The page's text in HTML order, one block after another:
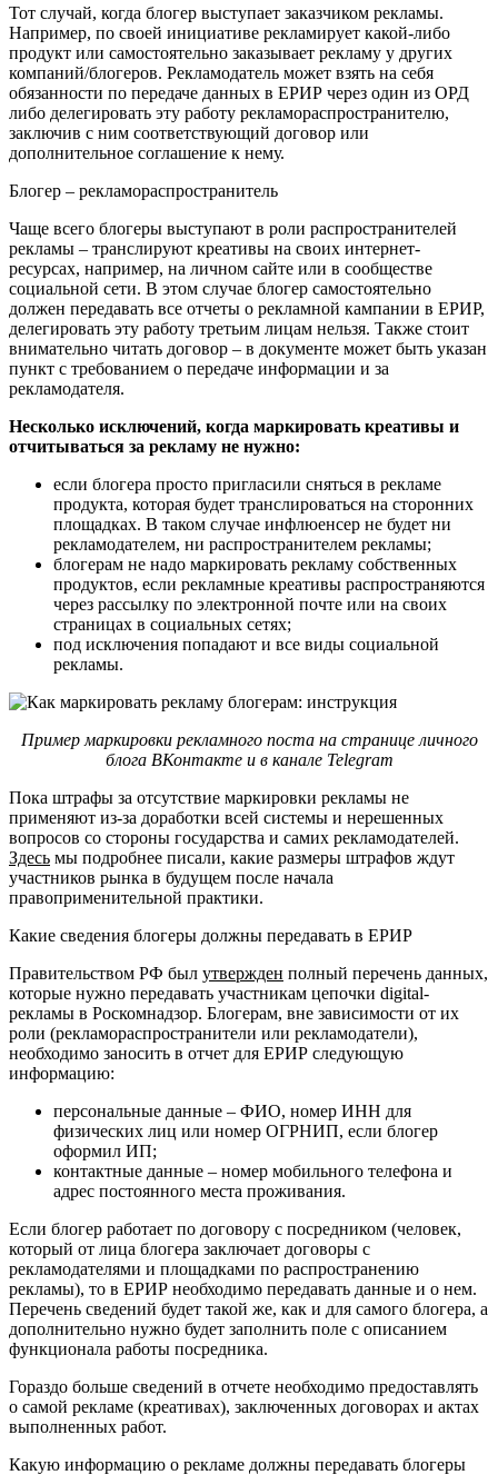
Тот случай, когда блогер выступает заказчиком рекламы.
Например, по своей инициативе рекламирует какой-либо
продукт или самостоятельно заказывает рекламу у других
компаний/блогеров. Рекламодатель может взять на себя
обязанности по передаче данных в ЕРИР через один из ОРД
либо делегировать эту работу рекламораспространителю,
заключив с ним соответствующий договор или
дополнительное соглашение к нему.
Блогер – рекламораспространитель
Чаще всего блогеры выступают в роли распространителей
рекламы – транслируют креативы на своих интернет-
ресурсах, например, на личном сайте или в сообществе
социальной сети. В этом случае блогер самостоятельно
должен передавать все отчеты о рекламной кампании в ЕРИР,
делегировать эту работу третьим лицам нельзя. Также стоит
внимательно читать договор – в документе может быть указан
пункт с требованием о передаче информации и за
рекламодателя.
Несколько исключений, когда маркировать креативы и
отчитываться за рекламу не нужно:
если блогера просто пригласили сняться в рекламе
продукта, которая будет транслироваться на сторонних
площадках. В таком случае инфлюенсер не будет ни
рекламодателем, ни распространителем рекламы;
блогерам не надо маркировать рекламу собственных
продуктов, если рекламные креативы распространяются
через рассылку по электронной почте или на своих
страницах в социальных сетях;
под исключения попадают и все виды социальной
рекламы.
Пример маркировки рекламного поста на странице личного
блога ВКонтакте и в канале Telegram
Пока штрафы за отсутствие маркировки рекламы не
применяют из-за доработки всей системы и нерешенных
вопросов со стороны государства и самих рекламодателей.
Здесь мы подробнее писали, какие размеры штрафов ждут
участников рынка в будущем после начала
правоприменительной практики.
Какие сведения блогеры должны передавать в ЕРИР
Правительством РФ был утвержден полный перечень данных,
которые нужно передавать участникам цепочки digital-
рекламы в Роскомнадзор. Блогерам, вне зависимости от их
роли (рекламораспространители или рекламодатели),
необходимо заносить в отчет для ЕРИР следующую
информацию:
персональные данные – ФИО, номер ИНН для
физических лиц или номер ОГРНИП, если блогер
оформил ИП;
контактные данные – номер мобильного телефона и
адрес постоянного места проживания.
Если блогер работает по договору с посредником (человек,
который от лица блогера заключает договоры с
рекламодателями и площадками по распространению
рекламы), то в ЕРИР необходимо передавать данные и о нем.
Перечень сведений будет такой же, как и для самого блогера, а
дополнительно нужно будет заполнить поле с описанием
функционала работы посредника.
Гораздо больше сведений в отчете необходимо предоставлять
о самой рекламе (креативах), заключенных договорах и актах
выполненных работ.
Какую информацию о рекламе должны передавать блогеры